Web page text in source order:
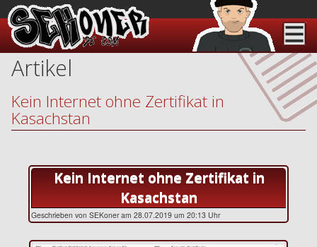
Artikel
Kein Internet ohne Zertifikat in
Kasachstan
Kein Internet ohne Zertifikat in
Kasachstan
Geschrieben von SEKoner am 28.07.2019 um 20:13 Uhr